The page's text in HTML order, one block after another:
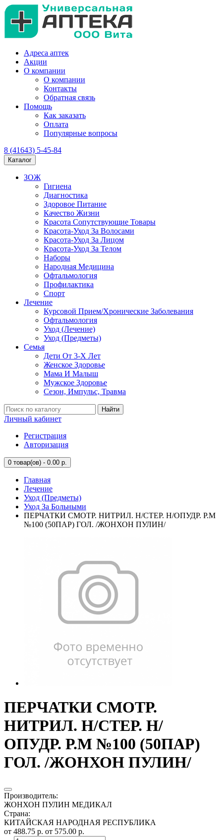
Адреса аптек
Акции
О компании
О компании
Контакты
Обратная связь
Помощь
Как заказать
Оплата
Популярные вопросы
8 (41643) 5-45-84
Каталог
ЗОЖ
Гигиена
Диагностика
Здоровое Питание
Качество Жизни
Красота Сопутствующие Товары
Красота-Уход За Волосами
Красота-Уход За Лицом
Красота-Уход За Телом
Наборы
Народная Медицина
Офтальмология
Профилактика
Спорт
Лечение
Курсовой Прием/Хронические Заболевания
Офтальмология
Уход (Лечение)
Уход (Предметы)
Семья
Дети От 3-Х Лет
Женское Здоровье
Мама И Малыш
Мужское Здоровье
Сезон, Импульс, Травма
Найти
Личный кабинет
Регистрация
Авторизация
0 товар(ов) - 0.00 р.
Главная
Лечение
Уход (Предметы)
Уход За Больными
ПЕРЧАТКИ СМОТР. НИТРИЛ. Н/СТЕР. Н/ОПУДР. Р.M
№100 (50ПАР) ГОЛ. /ЖОНХОН ПУЛИН/
ПЕРЧАТКИ СМОТР.
НИТРИЛ. Н/СТЕР. Н/
ОПУДР. Р.M №100 (50ПАР)
ГОЛ. /ЖОНХОН ПУЛИН/
Производитель:
ЖОНХОН ПУЛИН МЕДИКАЛ
Страна:
КИТАЙСКАЯ НАРОДНАЯ РЕСПУБЛИКА
от 488.75 р. от 575.00 р.